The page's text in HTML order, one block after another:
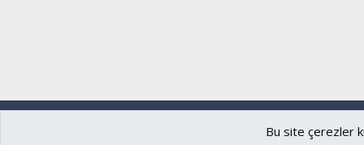
Bu site çerezler